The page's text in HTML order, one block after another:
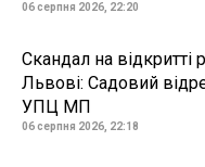
06 серпня 2026, 22:20
Скандал на відкритті
Львові: Садовий
УПЦ МП
06 серпня 2026, 22:18